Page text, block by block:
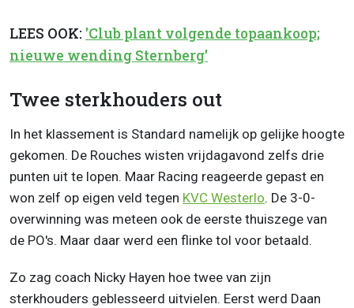
LEES OOK: 'Club plant volgende topaankoop;
nieuwe wending Sternberg'
Twee sterkhouders out
In het klassement is Standard namelijk op gelijke hoogte
gekomen. De Rouches wisten vrijdagavond zelfs drie
punten uit te lopen. Maar Racing reageerde gepast en
won zelf op eigen veld tegen KVC Westerlo. De 3-0-
overwinning was meteen ook de eerste thuiszege van
de PO's. Maar daar werd een flinke tol voor betaald.
Zo zag coach Nicky Hayen hoe twee van zijn
sterkhouders geblesseerd uitvielen. Eerst werd Daan